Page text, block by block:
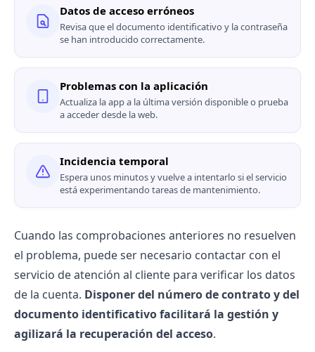
Datos de acceso erróneos
Revisa que el documento identificativo y la contraseña
se han introducido correctamente.
Problemas con la aplicación
Actualiza la app a la última versión disponible o prueba
a acceder desde la web.
Incidencia temporal
Espera unos minutos y vuelve a intentarlo si el servicio
está experimentando tareas de mantenimiento.
Cuando las comprobaciones anteriores no resuelven
el problema, puede ser necesario contactar con el
servicio de atención al cliente para verificar los datos
de la cuenta. Disponer del número de contrato y del
documento identificativo facilitará la gestión y
agilizará la recuperación del acceso.